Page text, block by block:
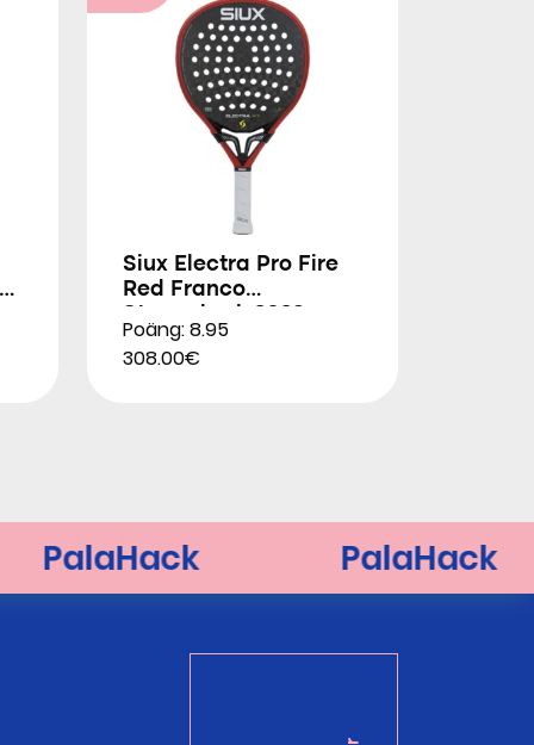
Siux Electra Pro Fire
Red Franco
Poäng: 8.95
308.00€